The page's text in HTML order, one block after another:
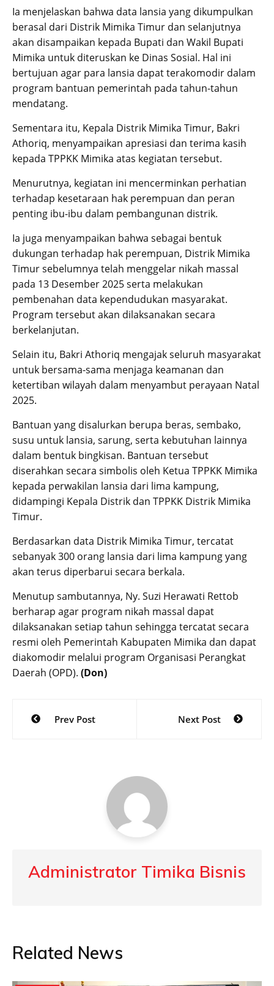
Ia menjelaskan bahwa data lansia yang dikumpulkan
berasal dari Distrik Mimika Timur dan selanjutnya
akan disampaikan kepada Bupati dan Wakil Bupati
Mimika untuk diteruskan ke Dinas Sosial. Hal ini
bertujuan agar para lansia dapat terakomodir dalam
program bantuan pemerintah pada tahun-tahun
mendatang.
Sementara itu, Kepala Distrik Mimika Timur, Bakri
Athoriq, menyampaikan apresiasi dan terima kasih
kepada TPPKK Mimika atas kegiatan tersebut.
Menurutnya, kegiatan ini mencerminkan perhatian
terhadap kesetaraan hak perempuan dan peran
penting ibu-ibu dalam pembangunan distrik.
Ia juga menyampaikan bahwa sebagai bentuk
dukungan terhadap hak perempuan, Distrik Mimika
Timur sebelumnya telah menggelar nikah massal
pada 13 Desember 2025 serta melakukan
pembenahan data kependudukan masyarakat.
Program tersebut akan dilaksanakan secara
berkelanjutan.
Selain itu, Bakri Athoriq mengajak seluruh masyarakat
untuk bersama-sama menjaga keamanan dan
ketertiban wilayah dalam menyambut perayaan Natal
2025.
Bantuan yang disalurkan berupa beras, sembako,
susu untuk lansia, sarung, serta kebutuhan lainnya
dalam bentuk bingkisan. Bantuan tersebut
diserahkan secara simbolis oleh Ketua TPPKK Mimika
kepada perwakilan lansia dari lima kampung,
didampingi Kepala Distrik dan TPPKK Distrik Mimika
Timur.
Berdasarkan data Distrik Mimika Timur, tercatat
sebanyak 300 orang lansia dari lima kampung yang
akan terus diperbarui secara berkala.
Menutup sambutannya, Ny. Suzi Herawati Rettob
berharap agar program nikah massal dapat
dilaksanakan setiap tahun sehingga tercatat secara
resmi oleh Pemerintah Kabupaten Mimika dan dapat
diakomodir melalui program Organisasi Perangkat
Daerah (OPD). (Don)
Post
navigation
Prev Post Next Post
Administrator Timika Bisnis
Related News